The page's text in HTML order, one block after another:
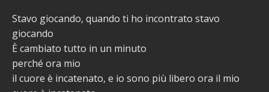
Stavo giocando, quando ti ho incontrato stavo
giocando
È cambiato tutto in un minuto
perché ora mio
il cuore è incatenato, e io sono più libero ora il mio